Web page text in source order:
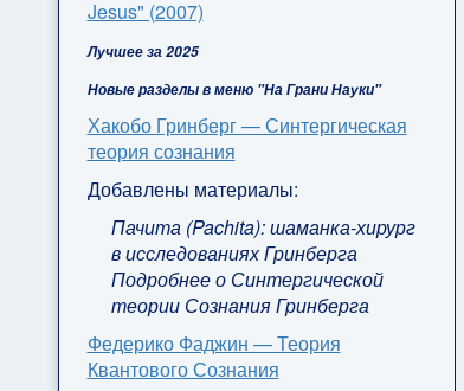
Jesus" (2007)
Лучшее за 2025
Новые разделы в меню "На Грани Науки"
Хакобо Гринберг — Синтергическая
теория сознания
Добавлены материалы:
Пачита (Pachita): шаманка-хирург
в исследованиях Гринберга
Подробнее о Синтергической
теории Сознания Гринберга
Федерико Фаджин — Теория
Квантового Сознания